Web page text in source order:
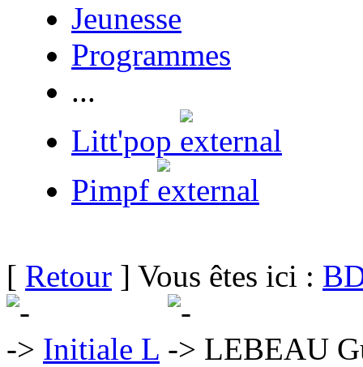
Jeunesse
Programmes
...
Litt'pop
Pimpf
[ Retour ] Vous êtes ici :
Initiale L
LEBEAU